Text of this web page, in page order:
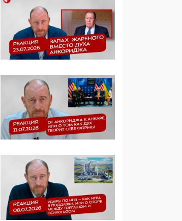
Симулякр патриотизма
и благолепия:
профилактика негатива
среди молодежи снова
отдана на откуп
«движперам»
03:35, 25 Апреля 2026
120 лет
парламентаризма: как
институт
народовластия
превратился в «чего
изволите» для
Правительства и АП
06:29, 15 Апреля 2026
Социальный фонд
России – пионер